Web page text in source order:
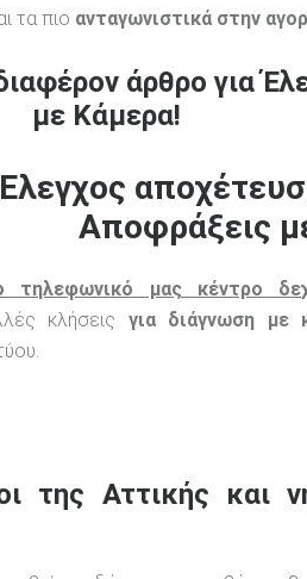
τα πιο ανταγωνιστικά στην
άρθρο για
με Κάμερα!
Αποφράξεις
τηλεφωνικό μας κέντρο
κλήσεις για διάγνωση με
της Αττικής και